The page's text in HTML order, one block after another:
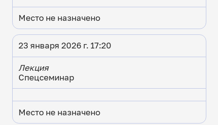
Место не назначено
23 января 2026 г. 17:20
Лекция
Спецсеминар
Место не назначено